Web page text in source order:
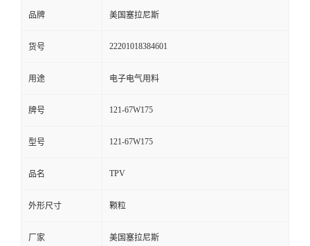
留
言
品牌 美国塞拉尼斯
货号 22201018384601
用途 电子电气用料
牌号 121-67W175
型号 121-67W175
品名 TPV
外形尺寸 颗粒
厂家 美国塞拉尼斯